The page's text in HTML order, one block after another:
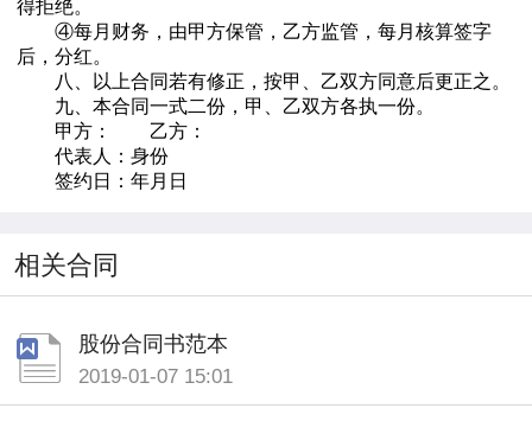
得拒绝。
④每月财务，由甲方保管，乙方监管，每月核算签字
后，分红。
八、以上合同若有修正，按甲、乙双方同意后更正之。
九、本合同一式二份，甲、乙双方各执一份。
甲方： 乙方：
代表人：身份
签约日：年月日
相关合同
股份合同书范本
2019-01-07 15:01